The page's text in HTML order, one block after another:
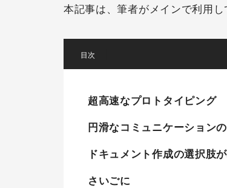
本記事は、筆者がメインで利用
超高速なプロトタイピング
円滑なコミュニケーション
ドキュメント作成の選択肢
さいごに